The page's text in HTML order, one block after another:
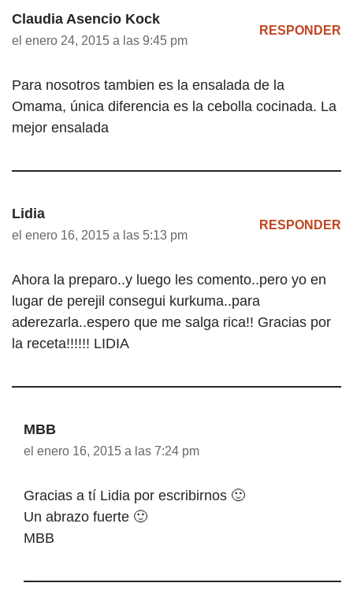
Claudia Asencio Kock
el enero 24, 2015 a las 9:45 pm
RESPONDER
Para nosotros tambien es la ensalada de la
Omama, única diferencia es la cebolla cocinada. La
mejor ensalada
Lidia
el enero 16, 2015 a las 5:13 pm
RESPONDER
Ahora la preparo..y luego les comento..pero yo en
lugar de perejil consegui kurkuma..para
aderezarla..espero que me salga rica!! Gracias por
la receta!!!!!! LIDIA
MBB
el enero 16, 2015 a las 7:24 pm
Gracias a tí Lidia por escribirnos 🙂
Un abrazo fuerte 🙂
MBB